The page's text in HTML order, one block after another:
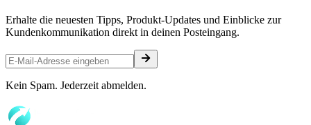
Erhalte die neuesten Tipps, Produkt-Updates und Einblicke zur
Kundenkommunikation direkt in deinen Posteingang.
Kein Spam. Jederzeit abmelden.